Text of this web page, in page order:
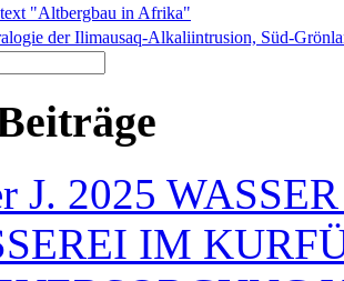
"Altbergbau in Afrika"
der Ilimausaq-Alkaliintrusion, Süd-
J. 2025
IM